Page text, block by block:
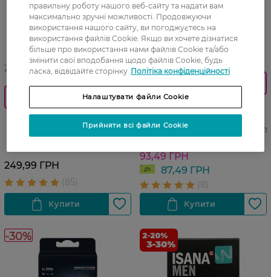
27 07 - 09 08
При купівлі 2 од. знижка -20%, 3
од. -30%
Лосьйон після гоління
чоловічий Isana Men Dark
249,99 ГРН
27 07 - 23 08
Знижка 30% з карткою Watsons
Club
Гель для душу Isana Men
Energy Rossmann 5 в 1 З
таурином чоловічий 300 мл
93,49 ГРН
87,49 ГРН
-30%
правильну роботу нашого веб-сайту та надати вам
максимально зручні можливості. Продовжуючи
використання нашого сайту, ви погоджуєтесь на
використання файлів Cookie. Якщо ви хочете дізнатися
більше про використання нами файлів Cookie та/або
змінити свої вподобання щодо файлів Cookie, будь
ласка, відвідайте сторінку Політіка конфіденційності
Налаштувати файли Cookie
Прийняти всі файли Cookie